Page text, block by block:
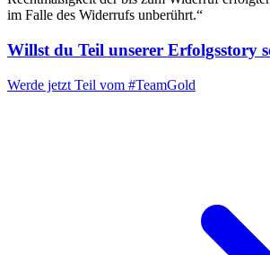
im Falle des Widerrufs unberührt.“
Willst du Teil unserer Erfolgsstory
Werde jetzt Teil vom #TeamGold